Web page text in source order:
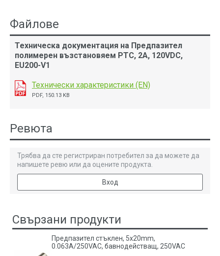
Файлове
Техническа документация на Предпазител
полимерен възстановяем PTC, 2A, 120VDC,
EU200-V1
Технически характеристики (EN)
PDF, 150.13 KB
Ревюта
Трябва да сте регистриран потребител за да можете да
напишете ревю или да оцените продукта.
Вход
Свързани продукти
Предпазител стъклен, 5х20mm,
0.063A/250VAC, бавнодействащ, 250VAC